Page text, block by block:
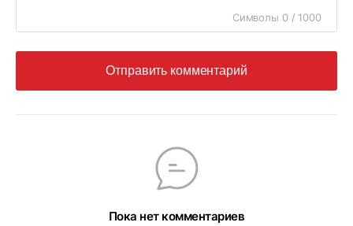
Символы 0 / 1000
Отправить комментарий
Пока нет комментариев